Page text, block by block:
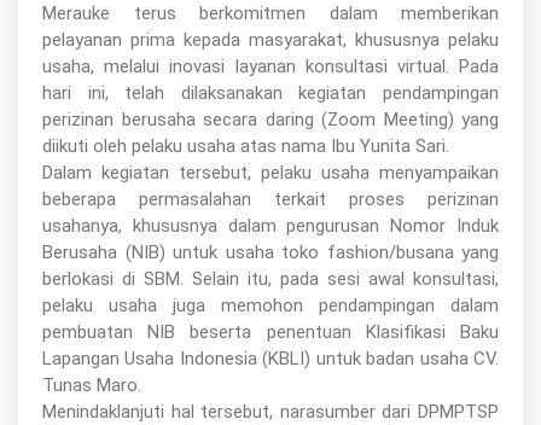
Merauke terus berkomitmen dalam memberikan
pelayanan prima kepada masyarakat, khususnya pelaku
usaha, melalui inovasi layanan konsultasi virtual. Pada
hari ini, telah dilaksanakan kegiatan pendampingan
perizinan berusaha secara daring (Zoom Meeting) yang
diikuti oleh pelaku usaha atas nama Ibu Yunita Sari.
Dalam kegiatan tersebut, pelaku usaha menyampaikan
beberapa permasalahan terkait proses perizinan
usahanya, khususnya dalam pengurusan Nomor Induk
Berusaha (NIB) untuk usaha toko fashion/busana yang
berlokasi di SBM. Selain itu, pada sesi awal konsultasi,
pelaku usaha juga memohon pendampingan dalam
pembuatan NIB beserta penentuan Klasifikasi Baku
Lapangan Usaha Indonesia (KBLI) untuk badan usaha CV.
Tunas Maro.
Menindaklanjuti hal tersebut, narasumber dari DPMPTSP